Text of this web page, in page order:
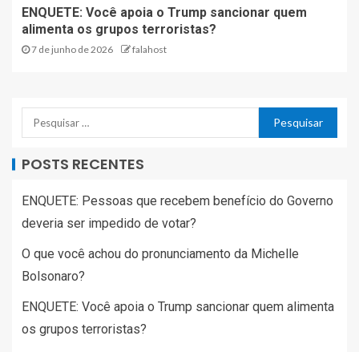
ENQUETE: Você apoia o Trump sancionar quem
alimenta os grupos terroristas?
7 de junho de 2026 falahost
POSTS RECENTES
ENQUETE: Pessoas que recebem benefício do Governo
deveria ser impedido de votar?
O que você achou do pronunciamento da Michelle
Bolsonaro?
ENQUETE: Você apoia o Trump sancionar quem alimenta
os grupos terroristas?